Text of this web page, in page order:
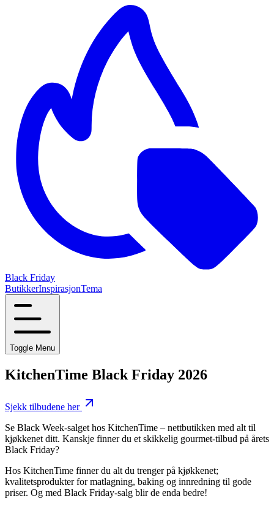
Black Friday
ButikkerInspirasjonTema
Toggle Menu
KitchenTime Black Friday 2026
Sjekk tilbudene her
Se Black Week-salget hos KitchenTime – nettbutikken med alt til
kjøkkenet ditt. Kanskje finner du et skikkelig gourmet-tilbud på årets
Black Friday?
Hos KitchenTime finner du alt du trenger på kjøkkenet;
kvalitetsprodukter for matlagning, baking og innredning til gode
priser. Og med Black Friday-salg blir de enda bedre!